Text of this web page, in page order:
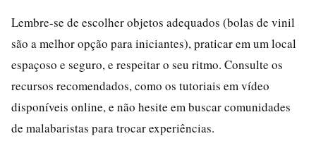
Lembre-se de escolher objetos adequados (bolas de vinil
são a melhor opção para iniciantes), praticar em um local
espaçoso e seguro, e respeitar o seu ritmo. Consulte os
recursos recomendados, como os tutoriais em vídeo
disponíveis online, e não hesite em buscar comunidades
de malabaristas para trocar experiências.